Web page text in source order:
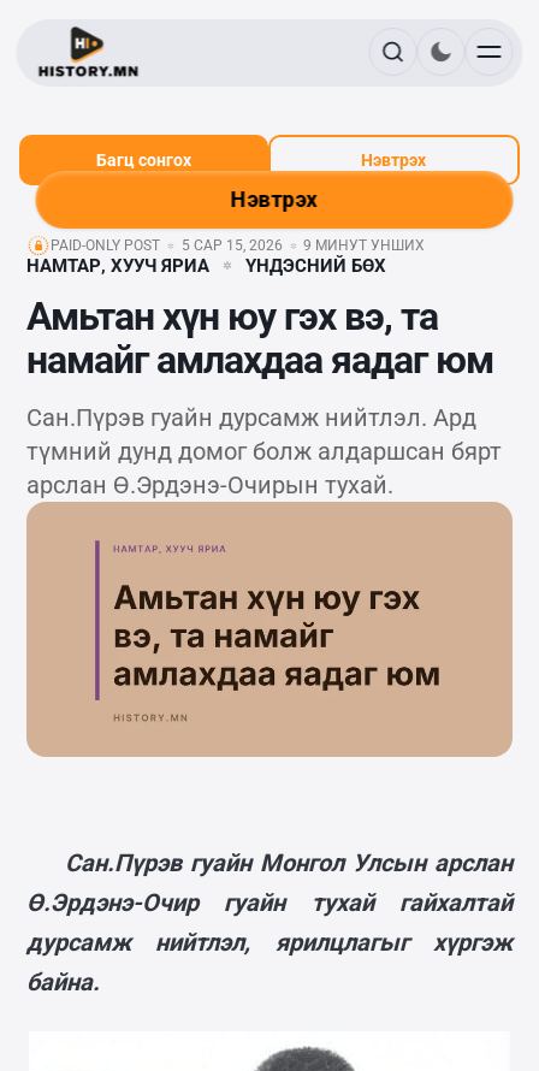
Нэвтрэх
Багц сонгох Нэвтрэх
PAID-ONLY POST 5 САР 15, 2026 9 МИНУТ УНШИХ
НАМТАР, ХУУЧ ЯРИА ҮНДЭСНИЙ БӨХ
Амьтан хүн юу гэх вэ, та
намайг амлахдаа яадаг юм
Сан.Пүрэв гуайн дурсамж нийтлэл. Ард
түмний дунд домог болж алдаршсан бярт
арслан Ө.Эрдэнэ-Очирын тухай.
Сан.Пүрэв гуайн Монгол Улсын арслан
Ө.Эрдэнэ-Очир гуайн тухай гайхалтай
дурсамж нийтлэл, ярилцлагыг хүргэж
байна.